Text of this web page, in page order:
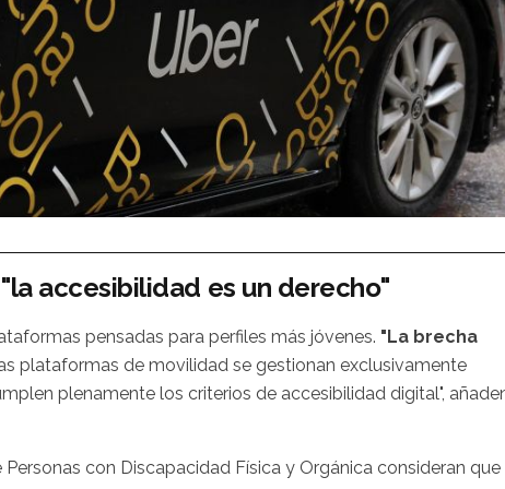
accesibilidad es un derecho"
pensadas para perfiles más jóvenes. "La brecha
plataformas de movilidad se gestionan exclusivamente
plenamente los criterios de accesibilidad digital",
con Discapacidad Física y Orgánica consideran que